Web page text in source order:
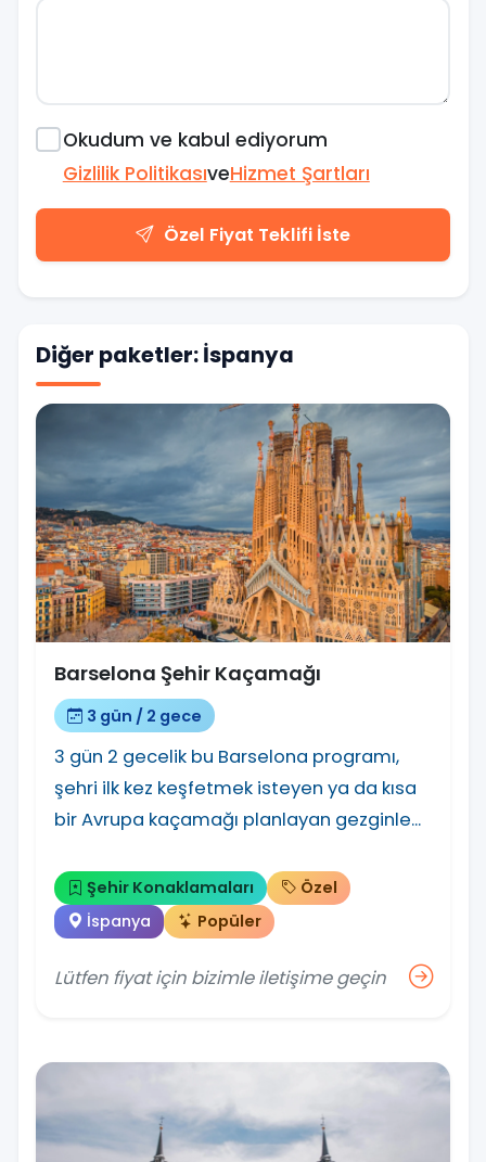
Okudum ve kabul ediyorum
Gizlilik PolitikasıveHizmet Şartları
Özel Fiyat Teklifi İste
Diğer paketler: İspanya
Barselona Şehir Kaçamağı
3 gün / 2 gece
3 gün 2 gecelik bu Barselona programı,
şehri ilk kez keşfetmek isteyen ya da kısa
bir Avrupa kaçamağı planlayan gezginle...
Şehir Konaklamaları
Özel
İspanya
Popüler
Lütfen fiyat için bizimle iletişime geçin